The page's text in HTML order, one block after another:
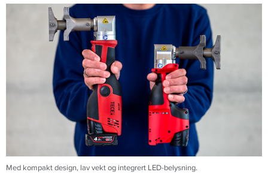
Med kompakt design, lav vekt og integrert LED-belysning.